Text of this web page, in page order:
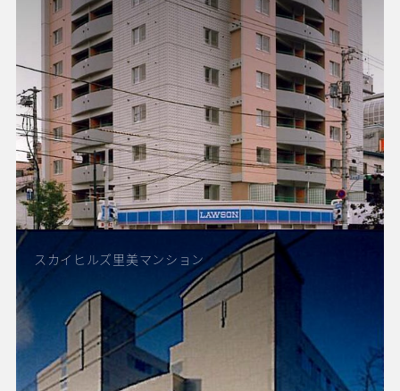
スカイヒルズ里美マンション